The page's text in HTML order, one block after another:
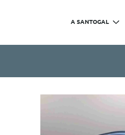
A SANTOGAL